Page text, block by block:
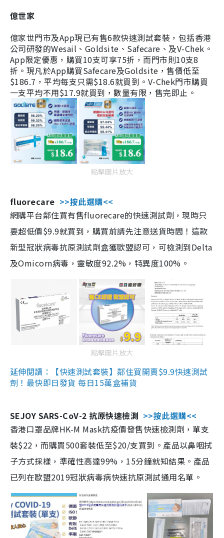
億世家
億家世門市及App現已有售6款快速測試套裝，包括香港
公司研發的Wesail、Goldsite、Safecare、及V-Chek。
App限定優惠，購買10支可享75折，而門市則10支8
折。現凡於App購買Safecare及Goldsite，售價低至
$186.7，平均每支只需$18.6就買到。V-Chek門市購買
一支平均不用$17.9就買到，數量有限，售完即止。
點擊圖片放大
fluorecare >>按此選購<<
網購平台鄰住買有售fluorecare的快速測試劑，現時只
要超低價$9.9就買到，購買前請先注意送貨時間！這款
新型冠狀病毒抗原測試劑盒獲歐盟認可，可檢測到Delta
及Omicorn病毒，靈敏度92.2%，特異度100%。
點擊圖片放大
延伸閱讀：【快速測試套裝】鄰住買開賣$9.9快速測試
劑！最快即日發貨 每日15萬盒補貨
SEJOY SARS-CoV-2 抗原快速檢測 >>按此選購<<
香港口罩品牌HK-M Mask抗疫價發售快速檢測劑，單支
裝$22，而購買500套裝低至$20/支買到。產品以鼻咽拭
子方式採樣，準確性高達99%，15分鐘就知結果。產品
已列在歐盟2019冠狀病毒病快速抗原測試通用名單。